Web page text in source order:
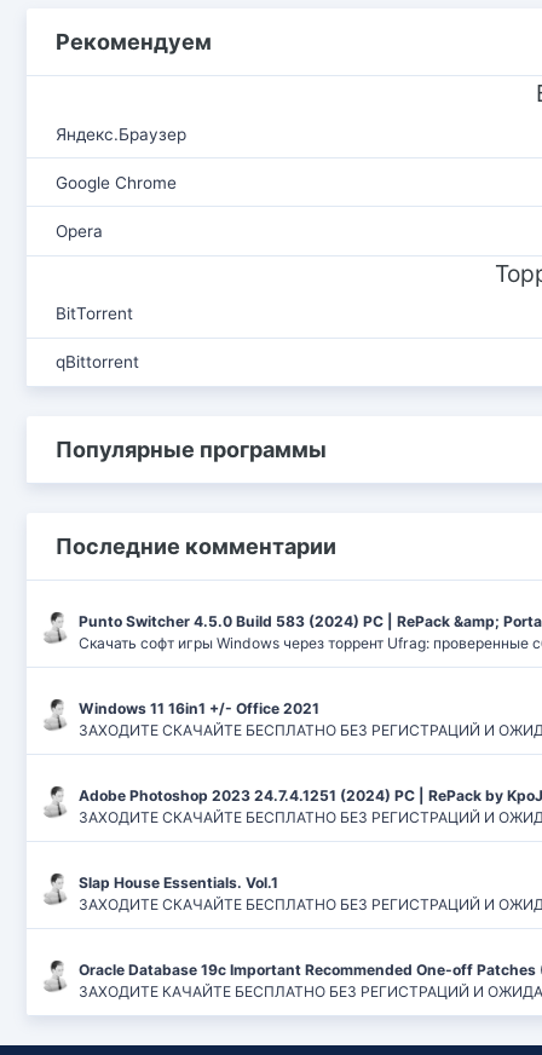
Рекомендуем
Яндекс.Браузер
Google Chrome
Opera
BitTorrent
qBittorrent
Популярные программы
Последние комментарии
Punto Switcher 4.5.0 Build 583 (2024) РС | RePack &amp;
Скачать софт игры Windows через торрент Ufrag: проверенные
Windows 11 16in1 +/- Office 2021
ЗАХОДИТЕ СКАЧАЙТЕ БЕСПЛАТНО БЕЗ РЕГИСТРАЦИЙ И
Adobe Photoshop 2023 24.7.4.1251 (2024) PC | RePack by
ЗАХОДИТЕ СКАЧАЙТЕ БЕСПЛАТНО БЕЗ РЕГИСТРАЦИЙ И
Slap House Essentials. Vol.1
ЗАХОДИТЕ СКАЧАЙТЕ БЕСПЛАТНО БЕЗ РЕГИСТРАЦИЙ И
Oracle Database 19c Important Recommended One-off Patches
ЗАХОДИТЕ КАЧАЙТЕ БЕСПЛАТНО БЕЗ РЕГИСТРАЦИЙ И